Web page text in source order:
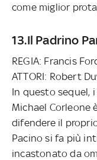
come miglior
13.Il Padrino
REGIA: Francis
ATTORI: Robert
In questo sequel,
Michael Corleone
difendere il
Pacino si fa più
incastonato da